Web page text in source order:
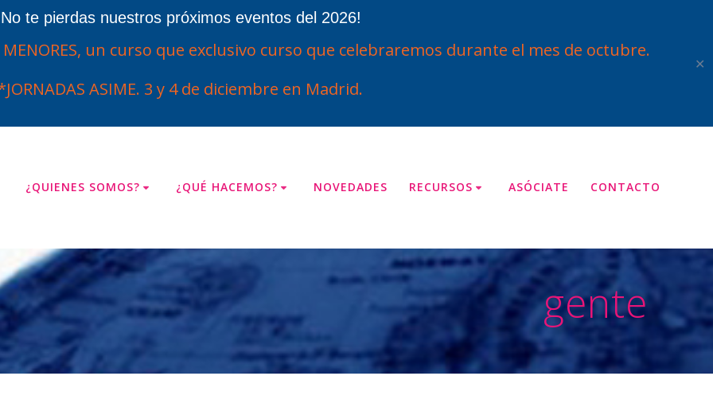
te pierdas nuestros próximos eventos del 2026!
MENORES, un curso que exclusivo curso que celebraremos durante el mes de octubre.
ASIME. 3 y 4 de diciembre en Madrid.
✕
¿QUIENES SOMOS? ¿QUÉ HACEMOS? NOVEDADES RECURSOS ASÓCIATE CONTACTO
gente